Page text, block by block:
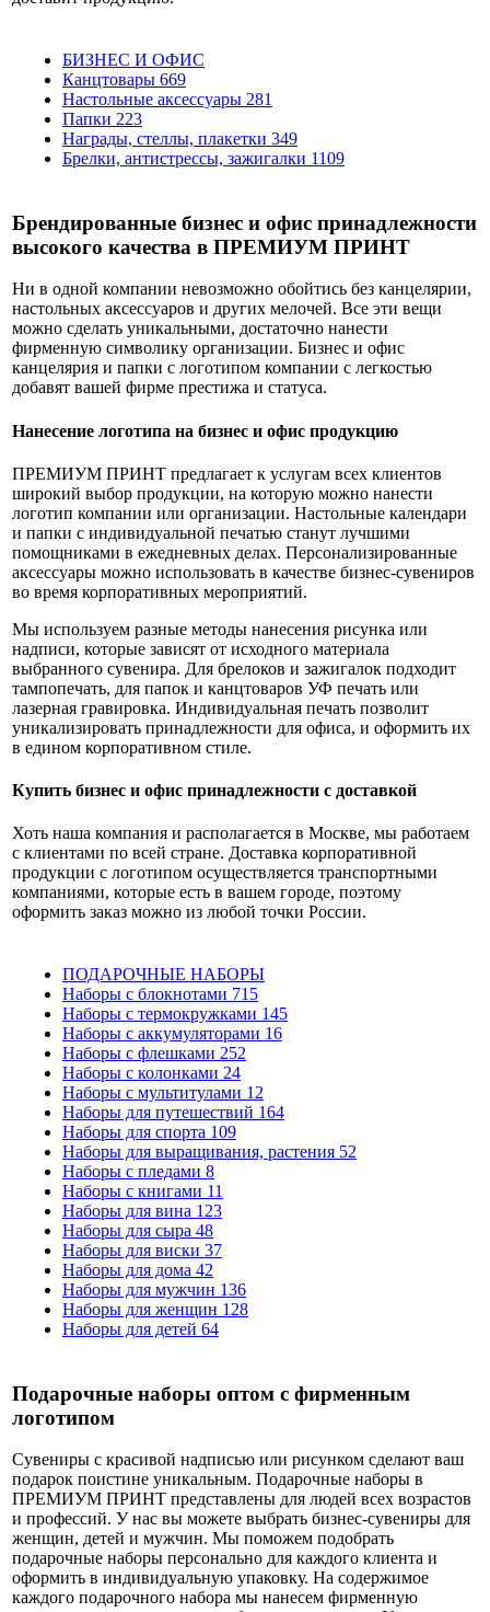
БИЗНЕС И ОФИС
Канцтовары 669
Настольные аксессуары 281
Папки 223
Награды, стеллы, плакетки 349
Брелки, антистрессы, зажигалки 1109
Брендированные бизнес и офис принадлежности
высокого качества в ПРЕМИУМ ПРИНТ
Ни в одной компании невозможно обойтись без канцелярии,
настольных аксессуаров и других мелочей. Все эти вещи
можно сделать уникальными, достаточно нанести
фирменную символику организации. Бизнес и офис
канцелярия и папки с логотипом компании с легкостью
добавят вашей фирме престижа и статуса.
Нанесение логотипа на бизнес и офис продукцию
ПРЕМИУМ ПРИНТ предлагает к услугам всех клиентов
широкий выбор продукции, на которую можно нанести
логотип компании или организации. Настольные календари
и папки с индивидуальной печатью станут лучшими
помощниками в ежедневных делах. Персонализированные
аксессуары можно использовать в качестве бизнес-сувениров
во время корпоративных мероприятий.
Мы используем разные методы нанесения рисунка или
надписи, которые зависят от исходного материала
выбранного сувенира. Для брелоков и зажигалок подходит
тампопечать, для папок и канцтоваров УФ печать или
лазерная гравировка. Индивидуальная печать позволит
уникализировать принадлежности для офиса, и оформить их
в едином корпоративном стиле.
Купить бизнес и офис принадлежности с доставкой
Хоть наша компания и располагается в Москве, мы работаем
с клиентами по всей стране. Доставка корпоративной
продукции с логотипом осуществляется транспортными
компаниями, которые есть в вашем городе, поэтому
оформить заказ можно из любой точки России.
ПОДАРОЧНЫЕ НАБОРЫ
Наборы с блокнотами 715
Наборы с термокружками 145
Наборы с аккумуляторами 16
Наборы с флешками 252
Наборы с колонками 24
Наборы с мультитулами 12
Наборы для путешествий 164
Наборы для спорта 109
Наборы для выращивания, растения 52
Наборы с пледами 8
Наборы с книгами 11
Наборы для вина 123
Наборы для сыра 48
Наборы для виски 37
Наборы для дома 42
Наборы для мужчин 136
Наборы для женщин 128
Наборы для детей 64
Подарочные наборы оптом с фирменным
логотипом
Сувениры с красивой надписью или рисунком сделают ваш
подарок поистине уникальным. Подарочные наборы в
ПРЕМИУМ ПРИНТ представлены для людей всех возрастов
и профессий. У нас вы можете выбрать бизнес-сувениры для
женщин, детей и мужчин. Мы поможем подобрать
подарочные наборы персонально для каждого клиента и
оформить в индивидуальную упаковку. На содержимое
каждого подарочного набора мы нанесем фирменную